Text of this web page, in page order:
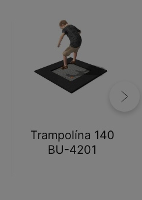
Trampolína 140
BU-4201